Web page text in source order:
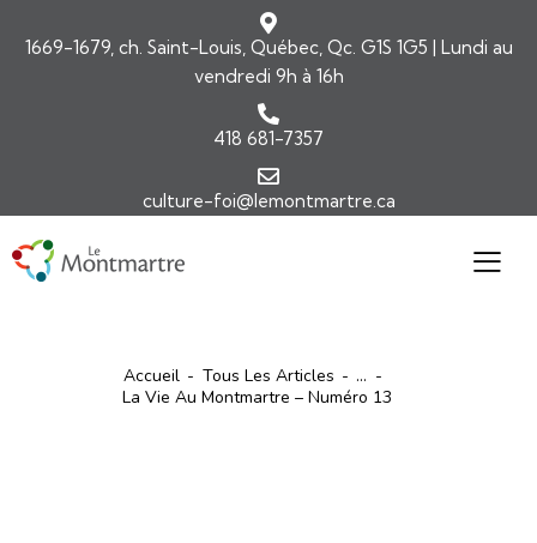
1669-1679, ch. Saint-Louis, Québec, Qc. G1S 1G5 | Lundi au
vendredi 9h à 16h
418 681-7357
culture-foi@lemontmartre.ca
Accueil Tous Les Articles
...
La Vie Au Montmartre – Numéro 13